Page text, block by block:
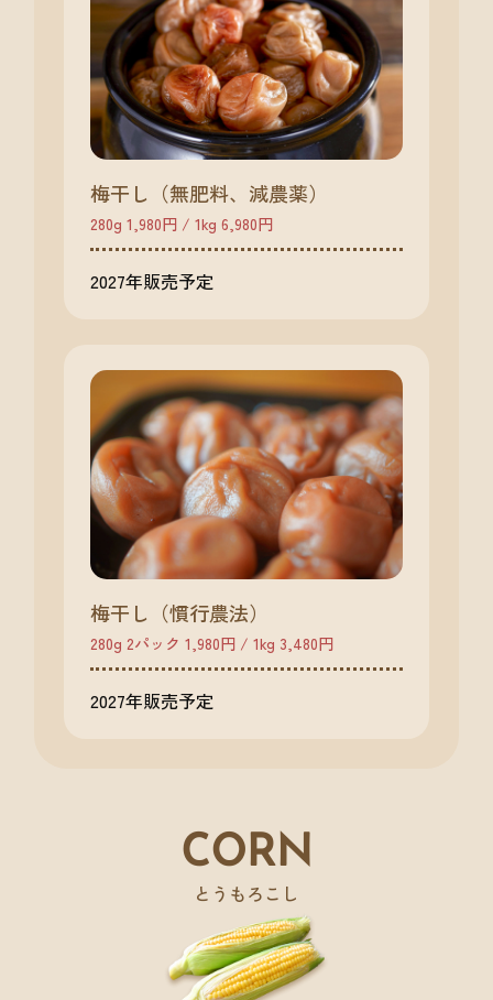
梅干し（無肥料、減農薬）
280g 1,980円 / 1kg 6,980円
2027年販売予定
梅干し（慣行農法）
280g 2パック 1,980円 / 1kg 3,480円
2027年販売予定
CORN
とうもろこし